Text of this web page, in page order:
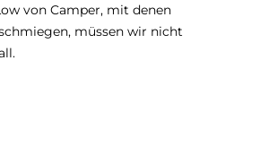
von Camper, mit denen
müssen wir nicht